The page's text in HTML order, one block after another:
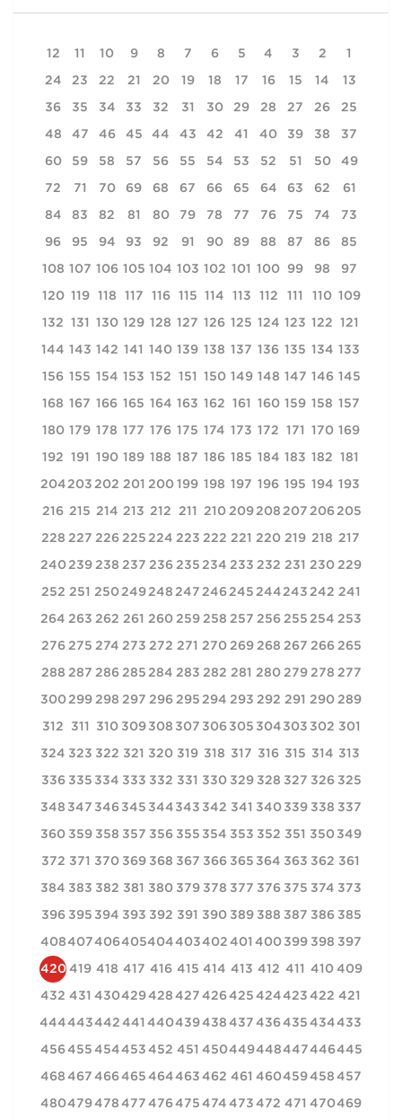
1
2
3
4
5
6
7
8
9
10
11
12
13
14
15
16
17
18
19
20
21
22
23
24
25
26
27
28
29
30
31
32
33
34
35
36
37
38
39
40
41
42
43
44
45
46
47
48
49
50
51
52
53
54
55
56
57
58
59
60
61
62
63
64
65
66
67
68
69
70
71
72
73
74
75
76
77
78
79
80
81
82
83
84
85
86
87
88
89
90
91
92
93
94
95
96
97
98
99
100
101
102
103
104
105
106
107
108
109
110
111
112
113
114
115
116
117
118
119
120
121
122
123
124
125
126
127
128
129
130
131
132
133
134
135
136
137
138
139
140
141
142
143
144
145
146
147
148
149
150
151
152
153
154
155
156
157
158
159
160
161
162
163
164
165
166
167
168
169
170
171
172
173
174
175
176
177
178
179
180
181
182
183
184
185
186
187
188
189
190
191
192
193
194
195
196
197
198
199
200
201
202
203
204
205
206
207
208
209
210
211
212
213
214
215
216
217
218
219
220
221
222
223
224
225
226
227
228
229
230
231
232
233
234
235
236
237
238
239
240
241
242
243
244
245
246
247
248
249
250
251
252
253
254
255
256
257
258
259
260
261
262
263
264
265
266
267
268
269
270
271
272
273
274
275
276
277
278
279
280
281
282
283
284
285
286
287
288
289
290
291
292
293
294
295
296
297
298
299
300
301
302
303
304
305
306
307
308
309
310
311
312
313
314
315
316
317
318
319
320
321
322
323
324
325
326
327
328
329
330
331
332
333
334
335
336
337
338
339
340
341
342
343
344
345
346
347
348
349
350
351
352
353
354
355
356
357
358
359
360
361
362
363
364
365
366
367
368
369
370
371
372
373
374
375
376
377
378
379
380
381
382
383
384
385
386
387
388
389
390
391
392
393
394
395
396
397
398
399
400
401
402
403
404
405
406
407
408
409
410
411
412
413
414
415
416
417
418
419
420
421
422
423
424
425
426
427
428
429
430
431
432
433
434
435
436
437
438
439
440
441
442
443
444
445
446
447
448
449
450
451
452
453
454
455
456
457
458
459
460
461
462
463
464
465
466
467
468
469
470
471
472
473
474
475
476
477
478
479
480